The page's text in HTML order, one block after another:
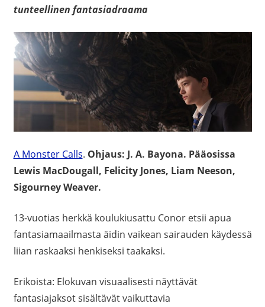
tunteellinen fantasiadraama
A Monster Calls. Ohjaus: J. A. Bayona. Pääosissa
Lewis MacDougall, Felicity Jones, Liam Neeson,
Sigourney Weaver.
13-vuotias herkkä koulukiusattu Conor etsii apua
fantasiamaailmasta äidin vaikean sairauden käydessä
liian raskaaksi henkiseksi taakaksi.
Erikoista: Elokuvan visuaalisesti näyttävät
fantasiajaksot sisältävät vaikuttavia